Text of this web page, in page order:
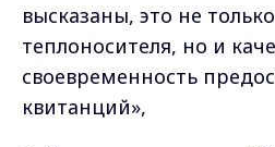
высказаны, это не
теплоносителя, но и
своевременность
квитанций»,